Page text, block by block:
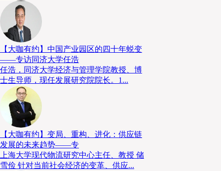
改革开放前，中国整体劳动生产率比较低，无论是农
需要肩挑背扛，人的劳动强度非常高，高强度体力劳
数量大，单个劳动者消耗食物量非常大。随着技术的
化和工业现代化水平得到快速提升，甚至出现了很多“
是农民，体力劳动强度大幅度降低，相应地其对食
低。同时，随着交通条件的改善，人的出行体力消耗
们对食物消耗的减少。
【大咖有约】中国产业园区的四十年蜕变
——专访同济大学任浩
任浩，同济大学经济与管理学院教授、博
士生导师，现任发展研究院院长。1...
【大咖有约】变局、重构、进化：供应链
发展的未来趋势——专
上海大学现代物流研究中心主任、教授 储
雪俭 针对当前社会经济的变革、供应...